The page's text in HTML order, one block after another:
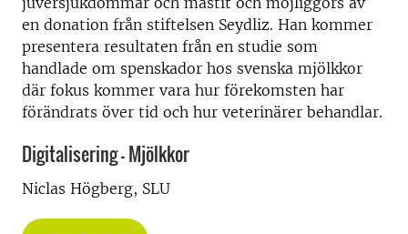
en donation från stiftelsen Seydliz. Han kommer
presentera resultaten från en studie som
handlade om spenskador hos svenska mjölkkor
där fokus kommer vara hur förekomsten har
förändrats över tid och hur veterinärer behandlar.
Digitalisering - Mjölkkor
Niclas Högberg, SLU